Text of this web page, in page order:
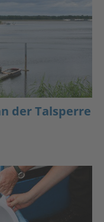
der Talsperre